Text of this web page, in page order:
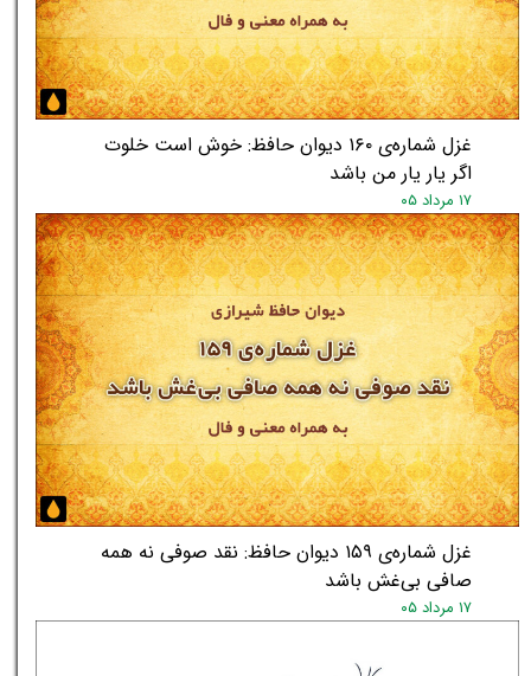
غزل شماره‌ی ۱۶۰ دیوان حافظ: خوش است خلوت
اگر یار یار من باشد
۱۷ مرداد ۰۵
غزل شماره‌ی ۱۵۹ دیوان حافظ: نقد صوفی نه همه
صافی بی‌غش باشد
۱۷ مرداد ۰۵